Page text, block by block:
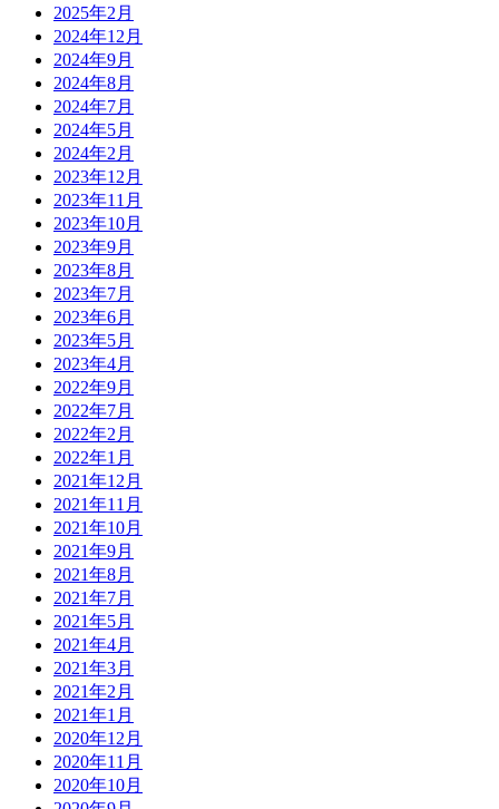
2025年2月
2024年12月
2024年9月
2024年8月
2024年7月
2024年5月
2024年2月
2023年12月
2023年11月
2023年10月
2023年9月
2023年8月
2023年7月
2023年6月
2023年5月
2023年4月
2022年9月
2022年7月
2022年2月
2022年1月
2021年12月
2021年11月
2021年10月
2021年9月
2021年8月
2021年7月
2021年5月
2021年4月
2021年3月
2021年2月
2021年1月
2020年12月
2020年11月
2020年10月